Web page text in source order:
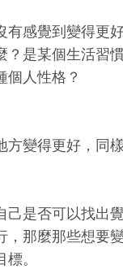
有感覺到變得更
？是某個生活習
個人性格？
方變得更好，同
己是否可以找出
，那麼那些想要
。